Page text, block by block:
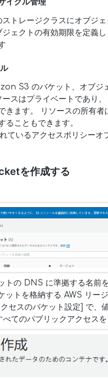
トレージクラスにオブジェ
ェクトの有効期限を定義
S3 のバケット、オブ
スはプライベートであり
きます。 リソースの所有
ることもできます。
いるアクセスポリシーオ
を作成する
トの DNS に準拠する名前を
ットを格納する AWS リー
セスのバケット設定] で
てのパブリックアクセスを